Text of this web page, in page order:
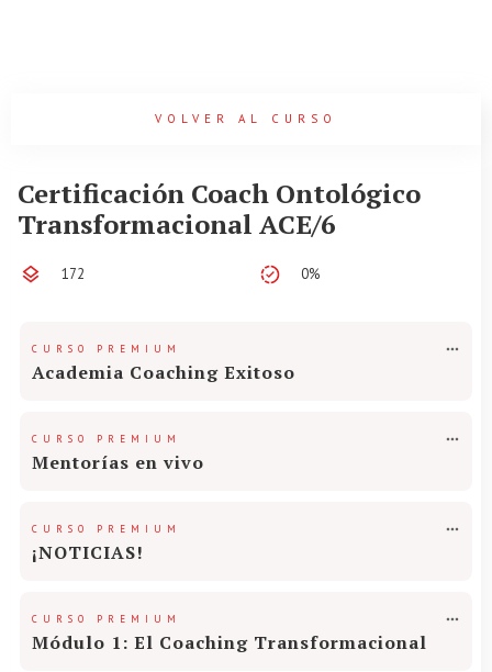
VOLVER AL CURSO
Certificación Coach Ontológico
Transformacional ACE/6
172 0%
CURSO PREMIUM
Academia Coaching Exitoso
CURSO PREMIUM
Mentorías en vivo
CURSO PREMIUM
¡NOTICIAS!
CURSO PREMIUM
Módulo 1: El Coaching Transformacional